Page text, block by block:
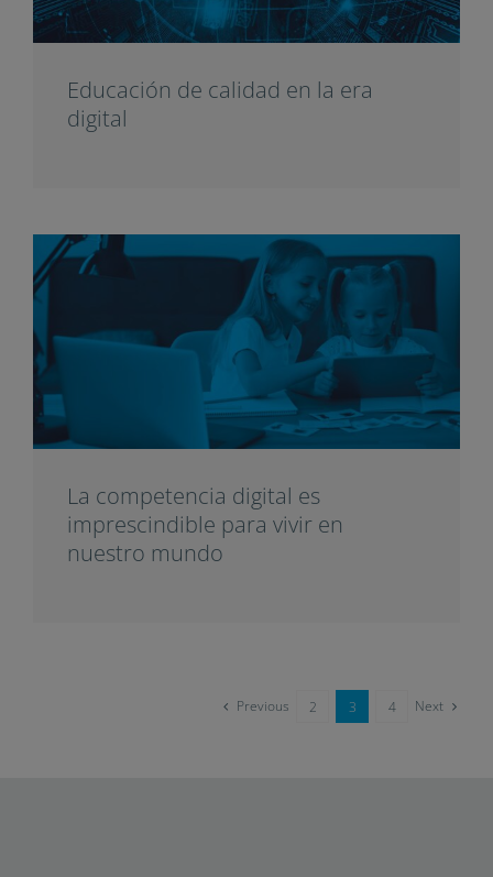
Educación de calidad en la era
digital
La competencia digital es
imprescindible para vivir en
nuestro mundo
Previous 2 3 4 Next